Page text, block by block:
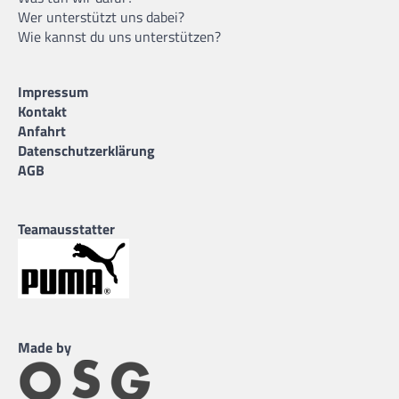
Wer unterstützt uns dabei?
Wie kannst du uns unterstützen?
Impressum
Kontakt
Anfahrt
Datenschutzerklärung
AGB
Teamausstatter
Made by